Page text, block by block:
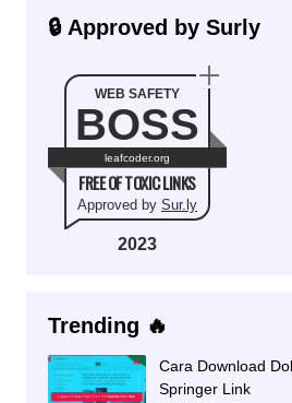
🔒 Approved by Surly
WEB SAFETY
BOSS
leafcoder.org
FREE OF TOXIC LINKS
Approved by Sur.ly
2023
Trending 🔥
Cara Download
Springer Link